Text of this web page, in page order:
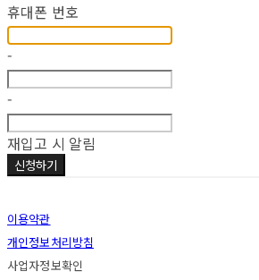
휴대폰 번호
-
-
재입고 시 알림
신청하기
이용약관
개인정보처리방침
사업자정보확인